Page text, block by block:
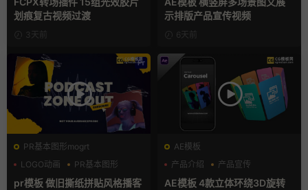
划痕复古视频过渡
3天前
示排版产品宣传视频
6天前
PR基本图形mogrt
LOGO动画
PR基本图形
复古风
pr模板 做旧撕纸拼贴风格播客
AE模板
产品介绍
产品宣传
产品展示
AE模板 4款立体环绕3D旋转